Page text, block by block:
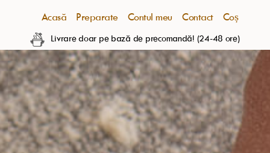
Acasă Preparate Contul meu Contact Coș
Livrare doar pe bază de precomandă! (24-48 ore)